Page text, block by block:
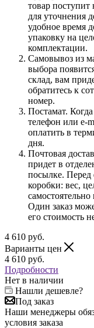
товар поступит
для уточнения
удобное время
упаковку на
комплектации.
Самовывоз из
выбора
склад, вам
обратитесь к
номер.
Постамат.
телефон или e-
оплатить в
дня.
Почтовая
придет в
посылке. Перед
коробки: вес,
Один заказ
его стоимость
4 610 руб.
Варианты цен
4 610 руб.
Подробности
Нет в наличии
Нашли дешевле?
Под заказ
Наши менеджеры
условия заказа